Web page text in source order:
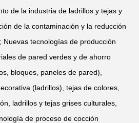
de la industria de ladrillos y tejas y
de la contaminación y la reducción
Nuevas tecnologías de producción
de pared verdes y de ahorro
bloques, paneles de pared),
(ladrillos), tejas de colores,
ladrillos y tejas grises culturales,
de proceso de cocción